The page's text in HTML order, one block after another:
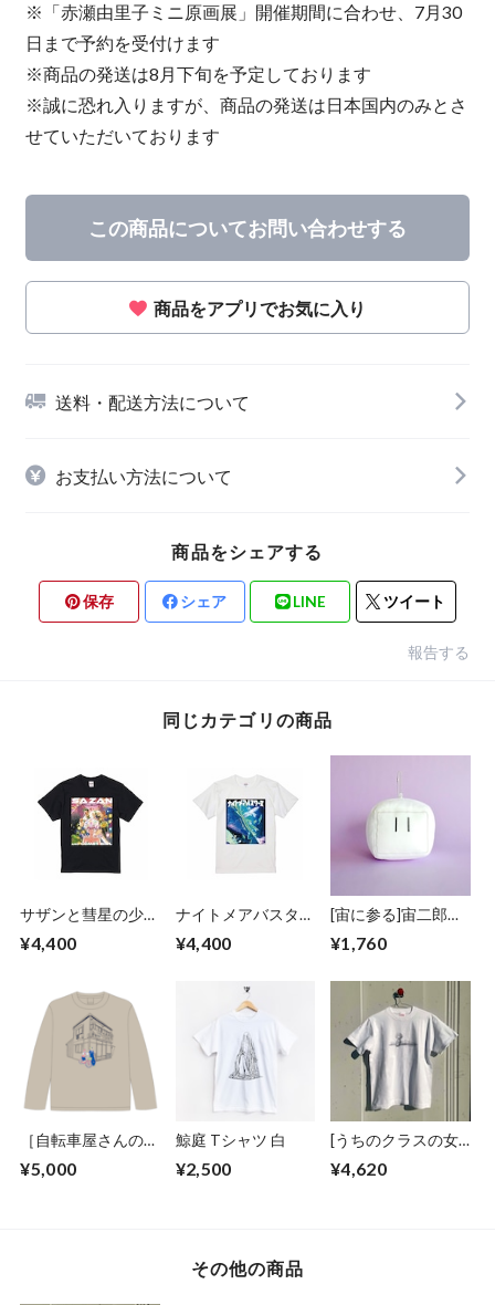
※「赤瀬由里子ミニ原画展」開催期間に合わせ、7月30
日まで予約を受付けます
※商品の発送は8月下旬を予定しております
※誠に恐れ入りますが、商品の発送は日本国内のみとさ
せていただいております
この商品についてお問い合わせする
商品をアプリでお気に入り
送料・配送方法について
お支払い方法について
商品をシェアする
保存 シェア LINE ツイート
報告する
同じカテゴリの商品
サザンと彗星の少
販売）
¥4,400
ナイトメアバスター
売）
¥4,400
[宙に参る]宙二郎
るみキーチェーン
¥1,760
［自転車屋さんの高
れ］ロンT
¥5,000
鯨庭 Tシャツ 白
¥2,500
[うちのクラスの女
¥4,620
その他の商品